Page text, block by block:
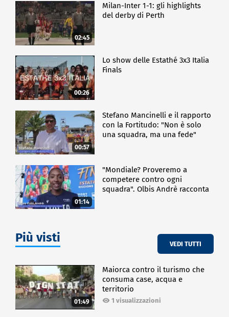
02:45
Milan-Inter 1-1: gli highlights
del derby di Perth
00:26
Lo show delle Estathé 3x3 Italia
Finals
00:57
Stefano Mancinelli e il rapporto
con la Fortitudo: "Non è solo
una squadra, ma una fede"
01:14
"Mondiale? Proveremo a
competere contro ogni
squadra". Olbis Andrè racconta
Più visti VEDI TUTTI
01:49
Maiorca contro il turismo che
consuma case, acqua e
territorio
1 visualizzazioni